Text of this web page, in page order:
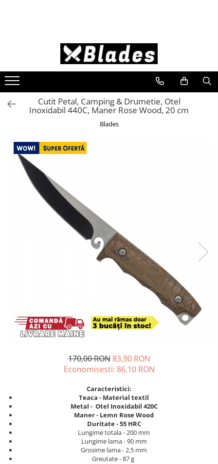
Cutite Bucatarie
Cutite Japoneze
Cutite Dezosat - Filetat
Cutite Profesionale
Satare Camping
Seturi Unelte Cioplit
Lemn
Cutit Petal, Camping & Drumetie, Otel
Inoxidabil 440C, Maner Rose Wood, 20 cm
Blades
170,00 RON 83,90 RON
Economisesti: 86,10 RON
Caracteristici:
Teaca - Material textil
Metal - Otel Inoxidabil 420C
Maner - Lemn Rose Wood
Duritate - 55 HRC
Lungime totala - 200 mm
Lungime lama - 90 mm
Grosime lama - 2.5 mm
Greutate - 87 g​ ​​​​​